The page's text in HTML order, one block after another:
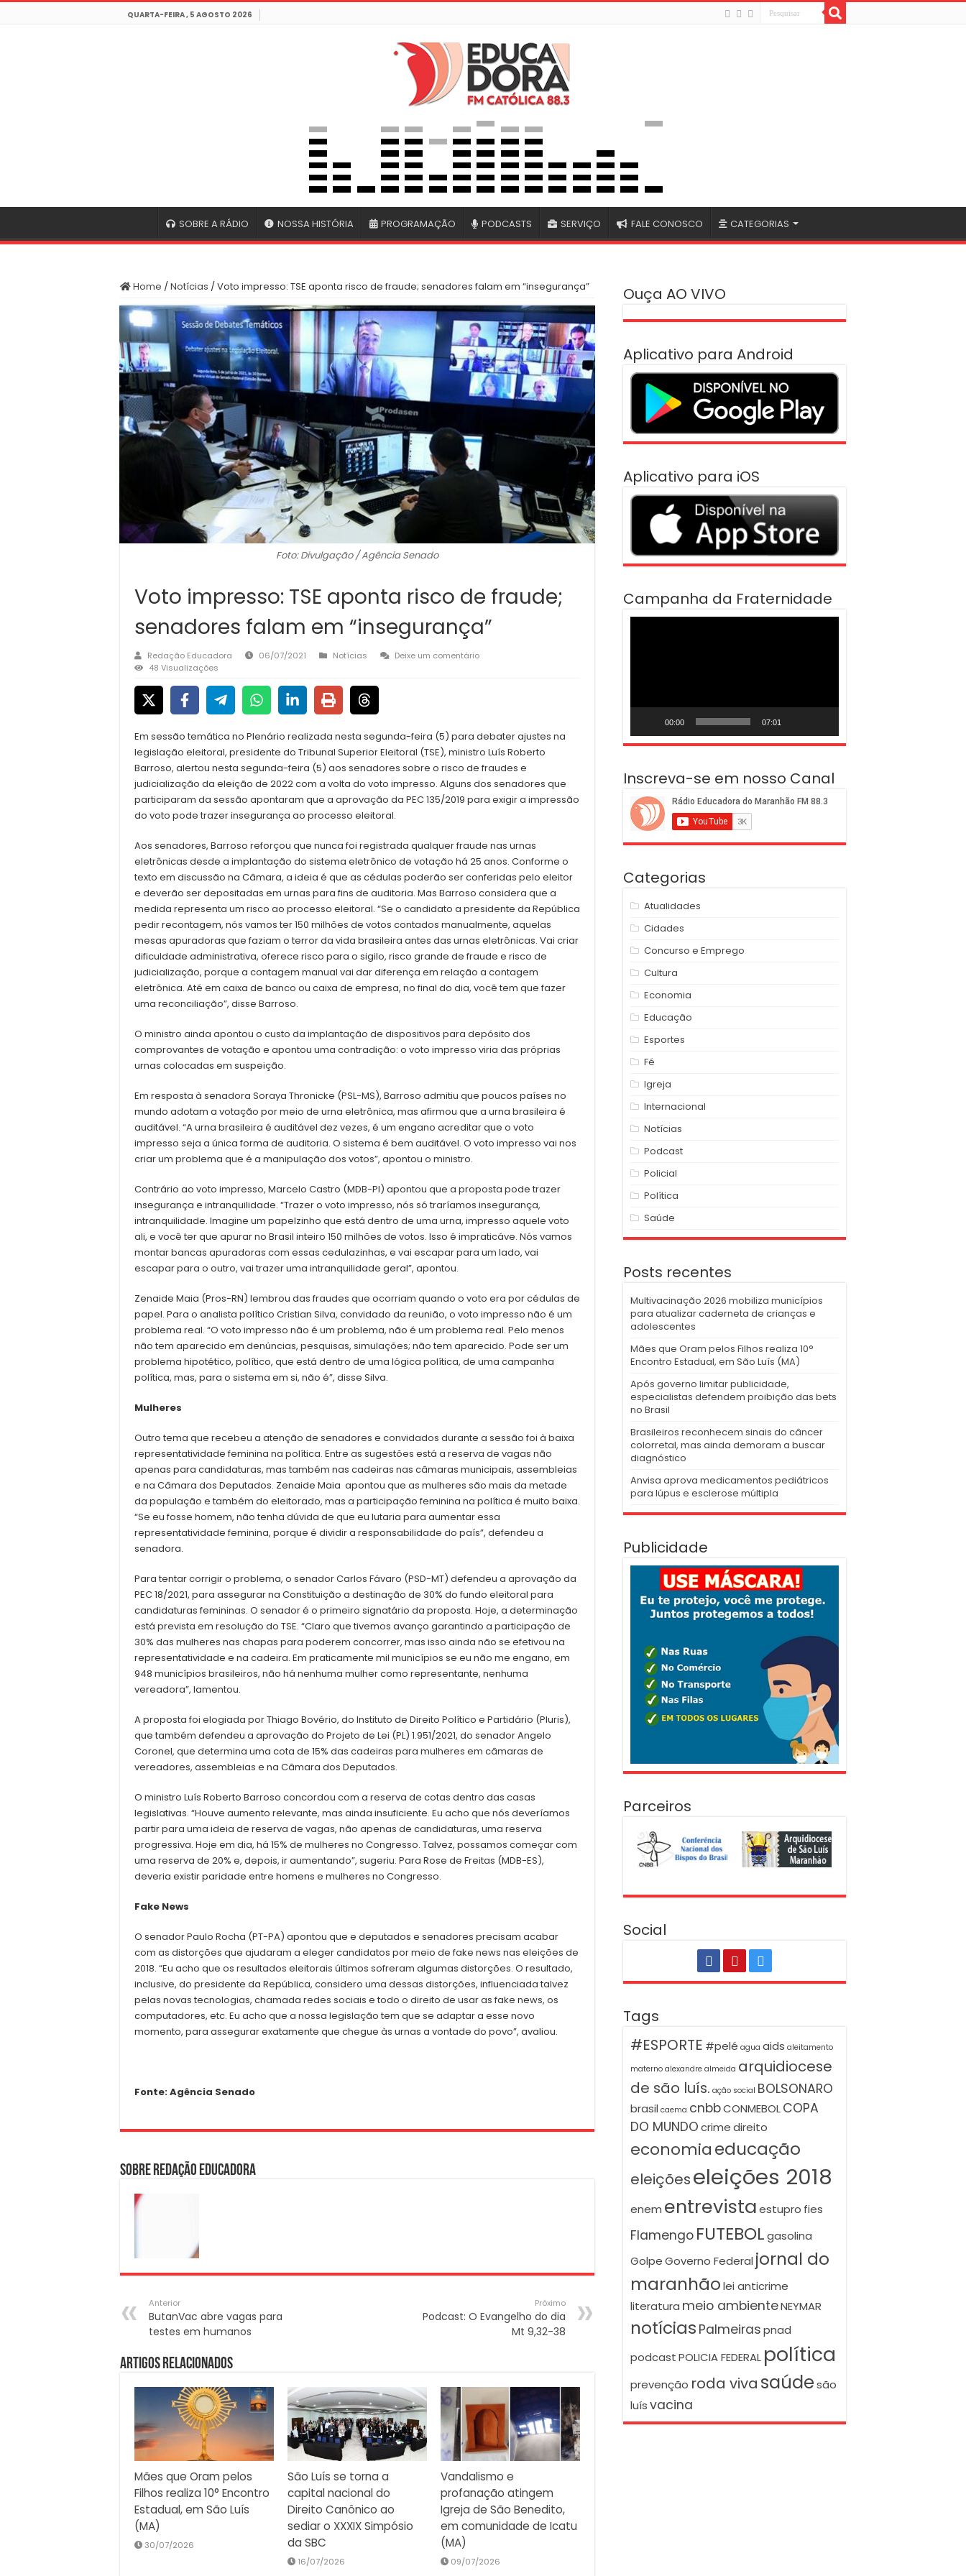
QUARTA-FEIRA , 5 AGOSTO 2026
SOBRE A RÁDIO NOSSA HISTÓRIA PROGRAMAÇÃO PODCASTS SERVIÇO FALE CONOSCO CATEGORIAS
Home /Notícias /Voto impresso: TSE aponta risco de fraude; senadores falam em “insegurança”
Foto: Divulgação / Agência Senado
Voto impresso: TSE aponta risco de fraude;
senadores falam em “insegurança”
Redação Educadora 06/07/2021 Notícias
Deixe um comentário
48 Visualizações
Em sessão temática no Plenário realizada nesta segunda-feira (5) para debater ajustes na
legislação eleitoral, presidente do Tribunal Superior Eleitoral (TSE), ministro Luís Roberto
Barroso, alertou nesta segunda-feira (5) aos senadores sobre o risco de fraudes e
judicialização da eleição de 2022 com a volta do voto impresso. Alguns dos senadores que
participaram da sessão apontaram que a aprovação da PEC 135/2019 para exigir a impressão
do voto pode trazer insegurança ao processo eleitoral.
Aos senadores, Barroso reforçou que nunca foi registrada qualquer fraude nas urnas
eletrônicas desde a implantação do sistema eletrônico de votação há 25 anos. Conforme o
texto em discussão na Câmara, a ideia é que as cédulas poderão ser conferidas pelo eleitor
e deverão ser depositadas em urnas para fins de auditoria. Mas Barroso considera que a
medida representa um risco ao processo eleitoral. “Se o candidato a presidente da República
pedir recontagem, nós vamos ter 150 milhões de votos contados manualmente, aquelas
mesas apuradoras que faziam o terror da vida brasileira antes das urnas eletrônicas. Vai criar
dificuldade administrativa, oferece risco para o sigilo, risco grande de fraude e risco de
judicialização, porque a contagem manual vai dar diferença em relação a contagem
eletrônica. Até em caixa de banco ou caixa de empresa, no final do dia, você tem que fazer
uma reconciliação”, disse Barroso.
O ministro ainda apontou o custo da implantação de dispositivos para depósito dos
comprovantes de votação e apontou uma contradição: o voto impresso viria das próprias
urnas colocadas em suspeição.
Em resposta à senadora Soraya Thronicke (PSL-MS), Barroso admitiu que poucos países no
mundo adotam a votação por meio de urna eletrônica, mas afirmou que a urna brasileira é
auditável. “A urna brasileira é auditável dez vezes, é um engano acreditar que o voto
impresso seja a única forma de auditoria. O sistema é bem auditável. O voto impresso vai nos
criar um problema que é a manipulação dos votos”, apontou o ministro.
Contrário ao voto impresso, Marcelo Castro (MDB-PI) apontou que a proposta pode trazer
insegurança e intranquilidade. “Trazer o voto impresso, nós só traríamos insegurança,
intranquilidade. Imagine um papelzinho que está dentro de uma urna, impresso aquele voto
ali, e você ter que apurar no Brasil inteiro 150 milhões de votos. Isso é impraticáve. Nós vamos
montar bancas apuradoras com essas cedulazinhas, e vai escapar para um lado, vai
escapar para o outro, vai trazer uma intranquilidade geral”, apontou.
Zenaide Maia (Pros-RN) lembrou das fraudes que ocorriam quando o voto era por cédulas de
papel. Para o analista político Cristian Silva, convidado da reunião, o voto impresso não é um
problema real. “O voto impresso não é um problema, não é um problema real. Pelo menos
não tem aparecido em denúncias, pesquisas, simulações; não tem aparecido. Pode ser um
problema hipotético, político, que está dentro de uma lógica política, de uma campanha
política, mas, para o sistema em si, não é”, disse Silva.
Mulheres
Outro tema que recebeu a atenção de senadores e convidados durante a sessão foi à baixa
representatividade feminina na política. Entre as sugestões está a reserva de vagas não
apenas para candidaturas, mas também nas cadeiras nas câmaras municipais, assembleias
e na Câmara dos Deputados. Zenaide Maia apontou que as mulheres são mais da metade
da população e também do eleitorado, mas a participação feminina na política é muito baixa.
“Se eu fosse homem, não tenha dúvida de que eu lutaria para aumentar essa
representatividade feminina, porque é dividir a responsabilidade do país”, defendeu a
senadora.
Para tentar corrigir o problema, o senador Carlos Fávaro (PSD-MT) defendeu a aprovação da
PEC 18/2021, para assegurar na Constituição a destinação de 30% do fundo eleitoral para
candidaturas femininas. O senador é o primeiro signatário da proposta. Hoje, a determinação
está prevista em resolução do TSE. “Claro que tivemos avanço garantindo a participação de
30% das mulheres nas chapas para poderem concorrer, mas isso ainda não se efetivou na
representatividade e na cadeira. Em praticamente mil municípios se eu não me engano, em
948 municípios brasileiros, não há nenhuma mulher como representante, nenhuma
vereadora”, lamentou.
A proposta foi elogiada por Thiago Bovério, do Instituto de Direito Político e Partidário (Pluris),
que também defendeu a aprovação do Projeto de Lei (PL) 1.951/2021, do senador Angelo
Coronel, que determina uma cota de 15% das cadeiras para mulheres em câmaras de
vereadores, assembleias e na Câmara dos Deputados.
O ministro Luís Roberto Barroso concordou com a reserva de cotas dentro das casas
legislativas. “Houve aumento relevante, mas ainda insuficiente. Eu acho que nós deveríamos
partir para uma ideia de reserva de vagas, não apenas de candidaturas, uma reserva
progressiva. Hoje em dia, há 15% de mulheres no Congresso. Talvez, possamos começar com
uma reserva de 20% e, depois, ir aumentando”, sugeriu. Para Rose de Freitas (MDB-ES),
deveria existir paridade entre homens e mulheres no Congresso.
Fake News
O senador Paulo Rocha (PT-PA) apontou que e deputados e senadores precisam acabar
com as distorções que ajudaram a eleger candidatos por meio de fake news nas eleições de
2018. “Eu acho que os resultados eleitorais últimos sofreram algumas distorções. O resultado,
inclusive, do presidente da República, considero uma dessas distorções, influenciada talvez
pelas novas tecnologias, chamada redes sociais e todo o direito de usar as fake news, os
computadores, etc. Eu acho que a nossa legislação tem que se adaptar a esse novo
momento, para assegurar exatamente que chegue às urnas a vontade do povo”, avaliou.
Fonte: Agência Senado
Sobre Redação Educadora
Anterior
ButanVac abre vagas para
testes em humanos
Próximo
Podcast: O Evangelho do dia
Mt 9,32-38
Artigos Relacionados
Mães que Oram pelos
Filhos realiza 10° Encontro
Estadual, em São Luís
(MA)
30/07/2026
São Luís se torna a
capital nacional do
Direito Canônico ao
sediar o XXXIX Simpósio
da SBC
16/07/2026
Vandalismo e
profanação atingem
Igreja de São Benedito,
em comunidade de Icatu
(MA)
09/07/2026
Ouça AO VIVO
Aplicativo para Android
Aplicativo para iOS
Campanha da Fraternidade
00:00 07:01
Inscreva-se em nosso Canal
Categorias
Atualidades
Cidades
Concurso e Emprego
Cultura
Economia
Educação
Esportes
Fé
Igreja
Internacional
Notícias
Podcast
Policial
Política
Saúde
Posts recentes
Multivacinação 2026 mobiliza municípios
para atualizar caderneta de crianças e
adolescentes
Mães que Oram pelos Filhos realiza 10°
Encontro Estadual, em São Luís (MA)
Após governo limitar publicidade,
especialistas defendem proibição das bets
no Brasil
Brasileiros reconhecem sinais do câncer
colorretal, mas ainda demoram a buscar
diagnóstico
Anvisa aprova medicamentos pediátricos
para lúpus e esclerose múltipla
Publicidade
Parceiros
Social
Tags
#ESPORTE #pelé agua aids aleitamento
materno alexandre almeida arquidiocese
de são luís. ação social BOLSONARO
brasil caema cnbbCONMEBOLCOPA
DO MUNDOcrimedireito
economiaeducação
eleiçõeseleições 2018
enem entrevistaestupro fies
Flamengo FUTEBOLgasolina
GolpeGoverno Federal jornal do
maranhãolei anticrime
literatura meio ambienteNEYMAR
notícias Palmeiraspnad
podcastPOLICIA FEDERAL política
prevenção roda viva saúdesão
luísvacina